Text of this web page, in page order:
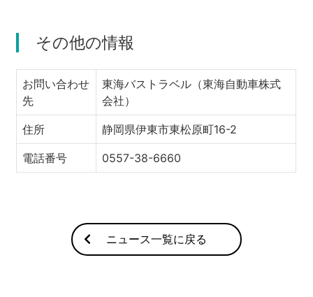
その他の情報
お問い合わせ
先
東海バストラベル（東海自動車株式
会社）
住所 静岡県伊東市東松原町16-2
電話番号 0557-38-6660
ニュース一覧に戻る